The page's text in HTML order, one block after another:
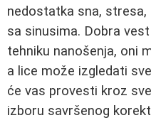
nedostatka sna, stresa,
sa sinusima. Dobra
tehniku nanošenja, oni
a lice može izgledati
će vas provesti kroz
izboru savršenog